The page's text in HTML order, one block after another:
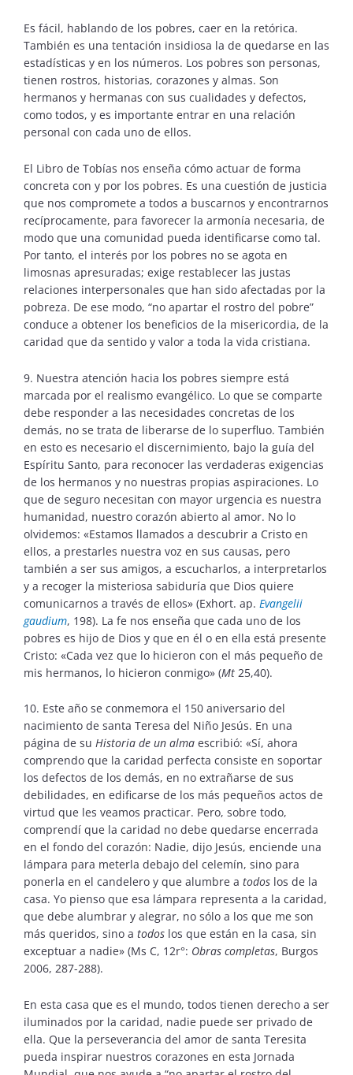
Es fácil, hablando de los pobres, caer en la retórica.
También es una tentación insidiosa la de quedarse en las
estadísticas y en los números. Los pobres son personas,
tienen rostros, historias, corazones y almas. Son
hermanos y hermanas con sus cualidades y defectos,
como todos, y es importante entrar en una relación
personal con cada uno de ellos.
El Libro de Tobías nos enseña cómo actuar de forma
concreta con y por los pobres. Es una cuestión de justicia
que nos compromete a todos a buscarnos y encontrarnos
recíprocamente, para favorecer la armonía necesaria, de
modo que una comunidad pueda identificarse como tal.
Por tanto, el interés por los pobres no se agota en
limosnas apresuradas; exige restablecer las justas
relaciones interpersonales que han sido afectadas por la
pobreza. De ese modo, “no apartar el rostro del pobre”
conduce a obtener los beneficios de la misericordia, de la
caridad que da sentido y valor a toda la vida cristiana.
9. Nuestra atención hacia los pobres siempre está
marcada por el realismo evangélico. Lo que se comparte
debe responder a las necesidades concretas de los
demás, no se trata de liberarse de lo superfluo. También
en esto es necesario el discernimiento, bajo la guía del
Espíritu Santo, para reconocer las verdaderas exigencias
de los hermanos y no nuestras propias aspiraciones. Lo
que de seguro necesitan con mayor urgencia es nuestra
humanidad, nuestro corazón abierto al amor. No lo
olvidemos: «Estamos llamados a descubrir a Cristo en
ellos, a prestarles nuestra voz en sus causas, pero
también a ser sus amigos, a escucharlos, a interpretarlos
y a recoger la misteriosa sabiduría que Dios quiere
comunicarnos a través de ellos» (Exhort. ap. Evangelii
gaudium, 198). La fe nos enseña que cada uno de los
pobres es hijo de Dios y que en él o en ella está presente
Cristo: «Cada vez que lo hicieron con el más pequeño de
mis hermanos, lo hicieron conmigo» (Mt 25,40).
10. Este año se conmemora el 150 aniversario del
nacimiento de santa Teresa del Niño Jesús. En una
página de su Historia de un alma escribió: «Sí, ahora
comprendo que la caridad perfecta consiste en soportar
los defectos de los demás, en no extrañarse de sus
debilidades, en edificarse de los más pequeños actos de
virtud que les veamos practicar. Pero, sobre todo,
comprendí que la caridad no debe quedarse encerrada
en el fondo del corazón: Nadie, dijo Jesús, enciende una
lámpara para meterla debajo del celemín, sino para
ponerla en el candelero y que alumbre a todos los de la
casa. Yo pienso que esa lámpara representa a la caridad,
que debe alumbrar y alegrar, no sólo a los que me son
más queridos, sino a todos los que están en la casa, sin
exceptuar a nadie» (Ms C, 12r°: Obras completas, Burgos
2006, 287-288).
En esta casa que es el mundo, todos tienen derecho a ser
iluminados por la caridad, nadie puede ser privado de
ella. Que la perseverancia del amor de santa Teresita
pueda inspirar nuestros corazones en esta Jornada